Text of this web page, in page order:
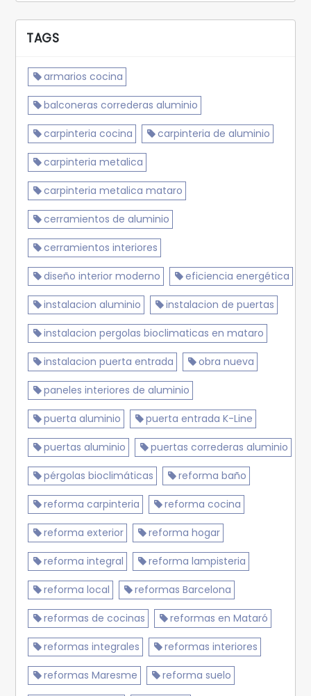
TAGS
armarios cocina
balconeras correderas aluminio
carpinteria cocina carpinteria de aluminio
carpinteria metalica
carpinteria metalica mataro
cerramientos de aluminio
cerramientos interiores
diseño interior moderno eficiencia energética
instalacion aluminio instalacion de puertas
instalacion pergolas bioclimaticas en mataro
instalacion puerta entrada obra nueva
paneles interiores de aluminio
puerta aluminio puerta entrada K-Line
puertas aluminio puertas correderas aluminio
pérgolas bioclimáticas reforma baño
reforma carpinteria reforma cocina
reforma exterior reforma hogar
reforma integral reforma lampisteria
reforma local reformas Barcelona
reformas de cocinas reformas en Mataró
reformas integrales reformas interiores
reformas Maresme reforma suelo